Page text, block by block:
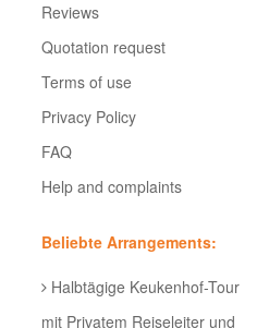
Reviews
Quotation request
Terms of use
Privacy Policy
FAQ
Help and complaints
Beliebte Arrangements:
Halbtägige Keukenhof-Tour
mit Privatem Reiseleiter und